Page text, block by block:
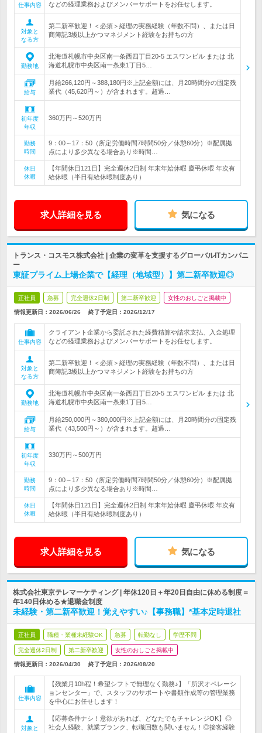
仕事内容
などの経理業務およびメンバーサポートをお任せします。
対象と
なる方
第二新卒歓迎！＜必須＞経理の実務経験（年数不問）、または日
商簿記3級以上かつマネジメント経験をお持ちの方
勤務地
北海道札幌市中央区南一条西四丁目20-5 エスワンビル または 北
海道札幌市中央区南一条東1丁目5…
給与
月給266,120円～388,180円※上記金額には、月20時間分の固定残
業代（45,620円～）が含まれます。超過…
初年度
年収
360万円～520万円
勤務
時間
9：00～17：50（所定労働時間7時間50分／休憩60分）※配属拠
点により多少異なる場合あり※時間…
休日
休暇
【年間休日121日】完全週休2日制 年末年始休暇 慶弔休暇 年次有
給休暇（半日有給休暇制度あり）
求人詳細を見る 気になる
トランス・コスモス株式会社 | 企業の変革を支援するグローバルITカンパニ
ー
東証プライム上場企業で【経理（地域型）】第二新卒歓迎◎
正社員 急募 完全週休2日制 第二新卒歓迎 女性のおしごと掲載中
情報更新日：2026/06/26 終了予定日： 2026/12/17
仕事内容
クライアント企業から委託された経費精算や請求支払、入金処理
などの経理業務およびメンバーサポートをお任せします。
対象と
なる方
第二新卒歓迎！＜必須＞経理の実務経験（年数不問）、または日
商簿記3級以上かつマネジメント経験をお持ちの方
勤務地
北海道札幌市中央区南一条西四丁目20-5 エスワンビル または 北
海道札幌市中央区南一条東1丁目5…
給与
月給250,000円～380,000円※上記金額には、月20時間分の固定残
業代（43,500円～）が含まれます。超過…
初年度
年収
330万円～500万円
勤務
時間
9：00～17：50（所定労働時間7時間50分／休憩60分）※配属拠
点により多少異なる場合あり※時間…
休日
休暇
【年間休日121日】完全週休2日制 年末年始休暇 慶弔休暇 年次有
給休暇（半日有給休暇制度あり）
求人詳細を見る 気になる
株式会社東京テレマーケティング | 年休120日＋年20日自由に休める制度＝
年140日休める★退職金制度
未経験・第二新卒歓迎！覚えやすい♪【事務職】*基本定時退社
正社員 職種・業種未経験OK 急募 転勤なし 学歴不問
完全週休2日制 第二新卒歓迎 女性のおしごと掲載中
情報更新日：2026/04/30 終了予定日： 2026/08/20
仕事内容
【残業月10h程！希望シフトで無理なく勤務♪】「所沢オペレーシ
ョンセンター」で、スタッフのサポートや書類作成等の管理業務
を中心にお任せします！
対象と
【応募条件ナシ！意欲があれば、どなたでもチャレンジOK】◎
社会人経験、就業ブランク、転職回数も問いません！◎接客経験